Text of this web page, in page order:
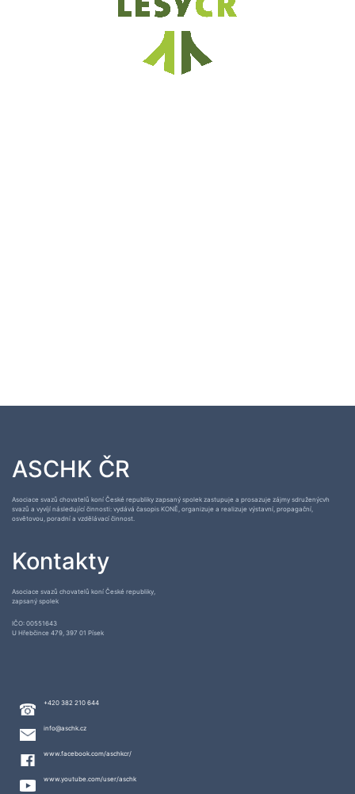
ASCHK ČR
Asociace svazů chovatelů koní České republiky zapsaný spolek zastupuje a prosazuje zájmy sdruženýcvh
svazů a vyvíjí následující činnosti: vydává časopis KONĚ, organizuje a realizuje výstavní, propagační,
osvětovou, poradní a vzdělávací činnost.
Kontakty
Asociace svazů chovatelů koní České republiky,
zapsaný spolek
IČO: 00551643
U Hřebčince 479, 397 01 Písek
+420 382 210 644
info@aschk.cz
www.facebook.com/aschkcr/
www.youtube.com/user/aschk